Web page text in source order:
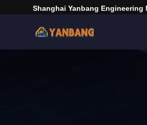
Shanghai Yanbang Engineering